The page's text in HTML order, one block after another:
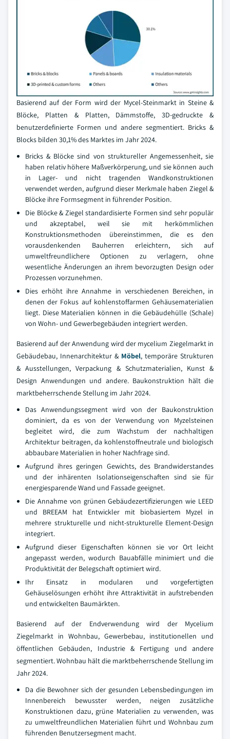
Basierend auf der Form wird der Mycel-Steinmarkt in Steine &
Blöcke, Platten & Platten, Dämmstoffe, 3D-gedruckte &
benutzerdefinierte Formen und andere segmentiert. Bricks &
Blocks bilden 30,1% des Marktes im Jahr 2024.
Bricks & Blöcke sind von struktureller Angemessenheit, sie
haben relativ höhere Maßverkörperung, und sie können auch
in Lager- und nicht tragenden Wandkonstruktionen
verwendet werden, aufgrund dieser Merkmale haben Ziegel &
Blöcke ihre Formsegment in führender Position.
Die Blöcke & Ziegel standardisierte Formen sind sehr populär
und akzeptabel, weil sie mit herkömmlichen
Konstruktionsmethoden übereinstimmen, die es den
vorausdenkenden Bauherren erleichtern, sich auf
umweltfreundlichere Optionen zu verlagern, ohne
wesentliche Änderungen an ihrem bevorzugten Design oder
Prozessen vorzunehmen.
Dies erhöht ihre Annahme in verschiedenen Bereichen, in
denen der Fokus auf kohlenstoffarmen Gehäusematerialien
liegt. Diese Materialien können in die Gebäudehülle (Schale)
von Wohn- und Gewerbegebäuden integriert werden.
Basierend auf der Anwendung wird der mycelium Ziegelmarkt in
Gebäudebau, Innenarchitektur & Möbel, temporäre Strukturen
& Ausstellungen, Verpackung & Schutzmaterialien, Kunst &
Design Anwendungen und andere. Baukonstruktion hält die
marktbeherrschende Stellung im Jahr 2024.
Das Anwendungssegment wird von der Baukonstruktion
dominiert, da es von der Verwendung von Myzelsteinen
begleitet wird, die zum Wachstum der nachhaltigen
Architektur beitragen, da kohlenstoffneutrale und biologisch
abbaubare Materialien in hoher Nachfrage sind.
Aufgrund ihres geringen Gewichts, des Brandwiderstandes
und der inhärenten Isolationseigenschaften sind sie für
energiesparende Wand und Fassade geeignet.
Die Annahme von grünen Gebäudezertifizierungen wie LEED
und BREEAM hat Entwickler mit biobasiertem Myzel in
mehrere strukturelle und nicht-strukturelle Element-Design
integriert.
Aufgrund dieser Eigenschaften können sie vor Ort leicht
angepasst werden, wodurch Bauabfälle minimiert und die
Produktivität der Belegschaft optimiert wird.
Ihr Einsatz in modularen und vorgefertigten
Gehäuselösungen erhöht ihre Attraktivität in aufstrebenden
und entwickelten Baumärkten.
Basierend auf der Endverwendung wird der Mycelium
Ziegelmarkt in Wohnbau, Gewerbebau, institutionellen und
öffentlichen Gebäuden, Industrie & Fertigung und andere
segmentiert. Wohnbau hält die marktbeherrschende Stellung im
Jahr 2024.
Da die Bewohner sich der gesunden Lebensbedingungen im
Innenbereich bewusster werden, neigen zusätzliche
Konstruktionen dazu, grüne Materialien zu verwenden, was
zu umweltfreundlichen Materialien führt und Wohnbau zum
führenden Benutzersegment macht.